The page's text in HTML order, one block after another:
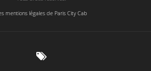
mentions légales de Paris City Cab